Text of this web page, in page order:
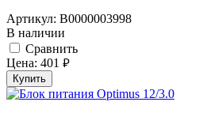
Артикул: В0000003998
В наличии
Cравнить
Цена: 401 руб.
Купить